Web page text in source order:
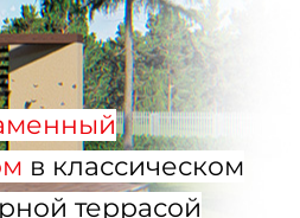
в классическом
террасой